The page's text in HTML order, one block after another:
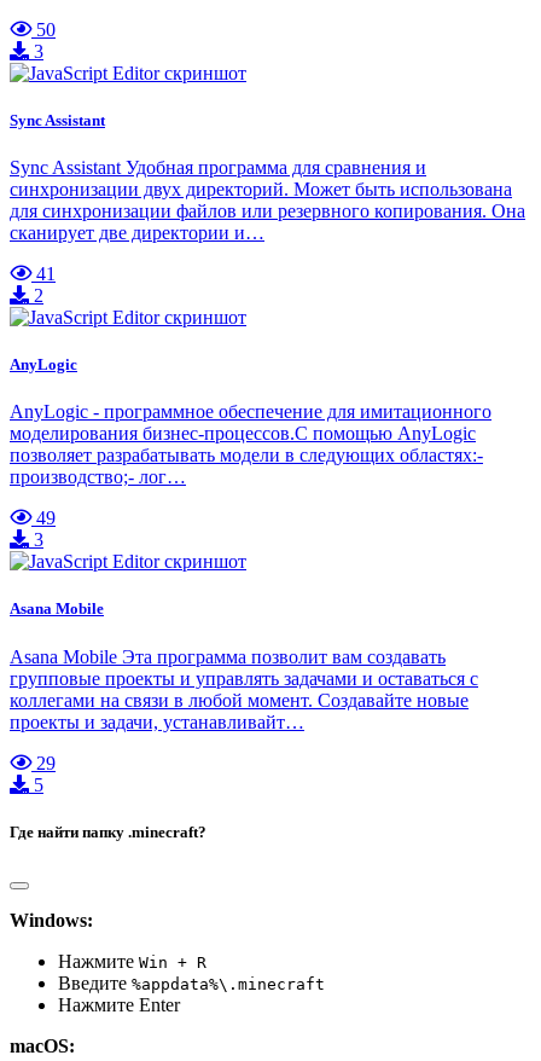
50
3
Sync Assistant
Sync Assistant Удобная программа для сравнения и
синхронизации двух директорий. Может быть использована
для синхронизации файлов или резервного копирования. Она
сканирует две директории и…
41
2
AnyLogic
AnyLogic - программное обеспечение для имитационного
моделирования бизнес-процессов.С помощью AnyLogic
позволяет разрабатывать модели в следующих областях:-
производство;- лог…
49
3
Asana Mobile
Asana Mobile Эта программа позволит вам создавать
групповые проекты и управлять задачами и оставаться с
коллегами на связи в любой момент. Создавайте новые
проекты и задачи, устанавливайт…
29
5
Где найти папку .minecraft?
Windows:
Нажмите Win + R
Введите %appdata%\.minecraft
Нажмите Enter
macOS: